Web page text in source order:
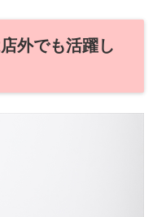
外でも活躍し